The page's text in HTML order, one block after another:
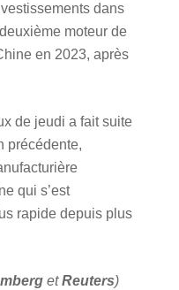
dans
moteur de
en 2023, après
de jeudi a fait suite
précédente,
qui s’est
rapide depuis plus
etReuters)